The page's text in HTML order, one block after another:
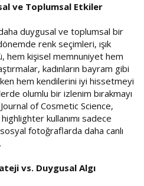
ve Toplumsal Etkiler
duygusal ve toplumsal bir
renk seçimleri, ışık
hem kişisel memnuniyet hem
kadınların bayram gibi
hem kendilerini iyi hissetmeyi
olumlu bir izlenim bırakmayı
of Cosmetic Science,
kullanımı sadece
fotoğraflarda daha canlı
vs. Duygusal Algı